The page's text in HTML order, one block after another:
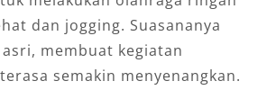
dan jogging. Suasananya
membuat kegiatan
semakin menyenangkan.